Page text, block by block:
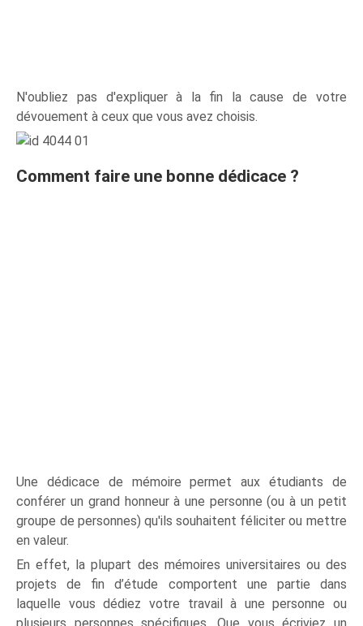
N'oubliez pas d'expliquer à la fin la cause de votre
dévouement à ceux que vous avez choisis.
Comment faire une bonne dédicace ?
Une dédicace de mémoire permet aux étudiants de
conférer un grand honneur à une personne (ou à un petit
groupe de personnes) qu'ils souhaitent féliciter ou mettre
en valeur.
En effet, la plupart des mémoires universitaires ou des
projets de fin d’étude comportent une partie dans
laquelle vous dédiez votre travail à une personne ou